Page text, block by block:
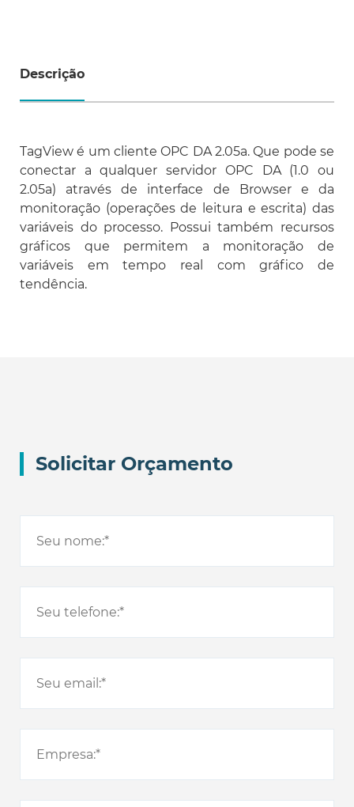
Descrição
TagView é um cliente OPC DA 2.05a. Que pode se
conectar a qualquer servidor OPC DA (1.0 ou
2.05a) através de interface de Browser e da
monitoração (operações de leitura e escrita) das
variáveis do processo. Possui também recursos
gráficos que permitem a monitoração de
variáveis em tempo real com gráfico de
tendência.
Solicitar Orçamento